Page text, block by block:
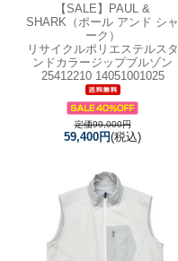
【SALE】
PAUL &
SHARK（ポール アンド シャ
ーク）
リサイクルポリエステルスタ
ンドカラージップブルゾン
25412210 14051001025
定価99,000円
59,400円(税込)